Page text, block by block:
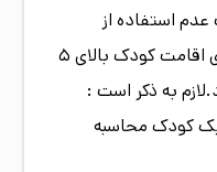
عدم استفاده از
سرویس) رایگان می‌باشد و هزینه‌ی اقامت کودک بالای 5
به ذکر است :
یک کودک محاسبه